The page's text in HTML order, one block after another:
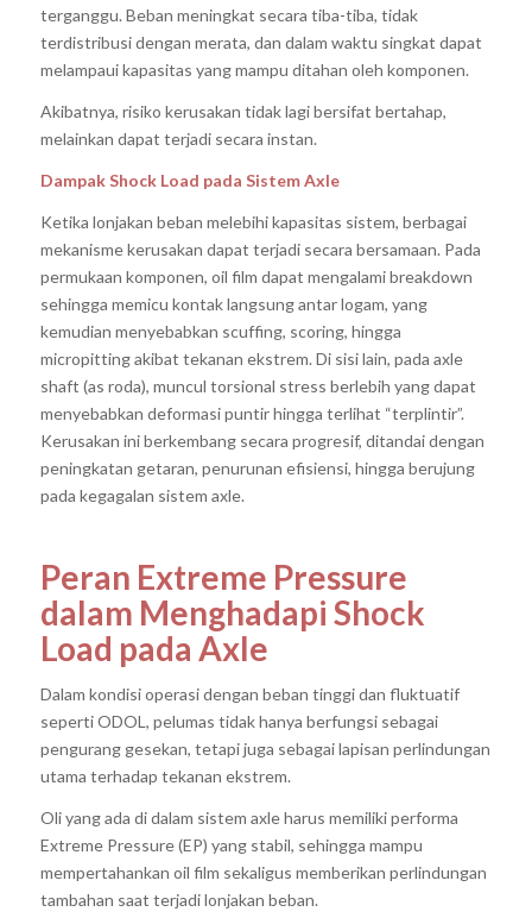
terganggu. Beban meningkat secara tiba-tiba, tidak
terdistribusi dengan merata, dan dalam waktu singkat dapat
melampaui kapasitas yang mampu ditahan oleh komponen.
Akibatnya, risiko kerusakan tidak lagi bersifat bertahap,
melainkan dapat terjadi secara instan.
Dampak Shock Load pada Sistem Axle
Ketika lonjakan beban melebihi kapasitas sistem, berbagai
mekanisme kerusakan dapat terjadi secara bersamaan. Pada
permukaan komponen, oil film dapat mengalami breakdown
sehingga memicu kontak langsung antar logam, yang
kemudian menyebabkan scuffing, scoring, hingga
micropitting akibat tekanan ekstrem. Di sisi lain, pada axle
shaft (as roda), muncul torsional stress berlebih yang dapat
menyebabkan deformasi puntir hingga terlihat “terplintir”.
Kerusakan ini berkembang secara progresif, ditandai dengan
peningkatan getaran, penurunan efisiensi, hingga berujung
pada kegagalan sistem axle.
Peran Extreme Pressure
dalam Menghadapi Shock
Load pada Axle
Dalam kondisi operasi dengan beban tinggi dan fluktuatif
seperti ODOL, pelumas tidak hanya berfungsi sebagai
pengurang gesekan, tetapi juga sebagai lapisan perlindungan
utama terhadap tekanan ekstrem.
Oli yang ada di dalam sistem axle harus memiliki performa
Extreme Pressure (EP) yang stabil, sehingga mampu
mempertahankan oil film sekaligus memberikan perlindungan
tambahan saat terjadi lonjakan beban.